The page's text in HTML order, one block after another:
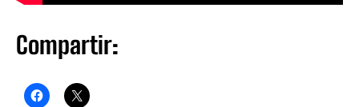
Compartir: